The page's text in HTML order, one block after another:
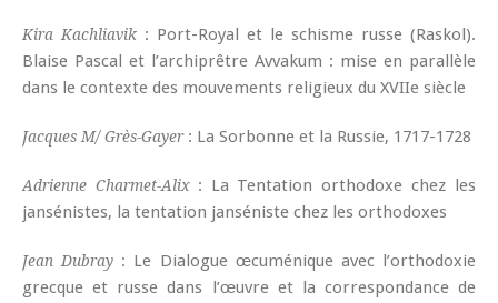
Kira Kachliavik : Port-Royal et le schisme russe (Raskol).
Blaise Pascal et l’archiprêtre Avvakum : mise en parallèle
dans le contexte des mouvements religieux du XVIIe siècle
Jacques M/ Grès-Gayer: La Sorbonne et la Russie, 1717-1728
Adrienne Charmet-Alix: La Tentation orthodoxe chez les
jansénistes, la tentation janséniste chez les orthodoxes
Jean Dubray : Le Dialogue œcuménique avec l’orthodoxie
grecque et russe dans l’œuvre et la correspondance de